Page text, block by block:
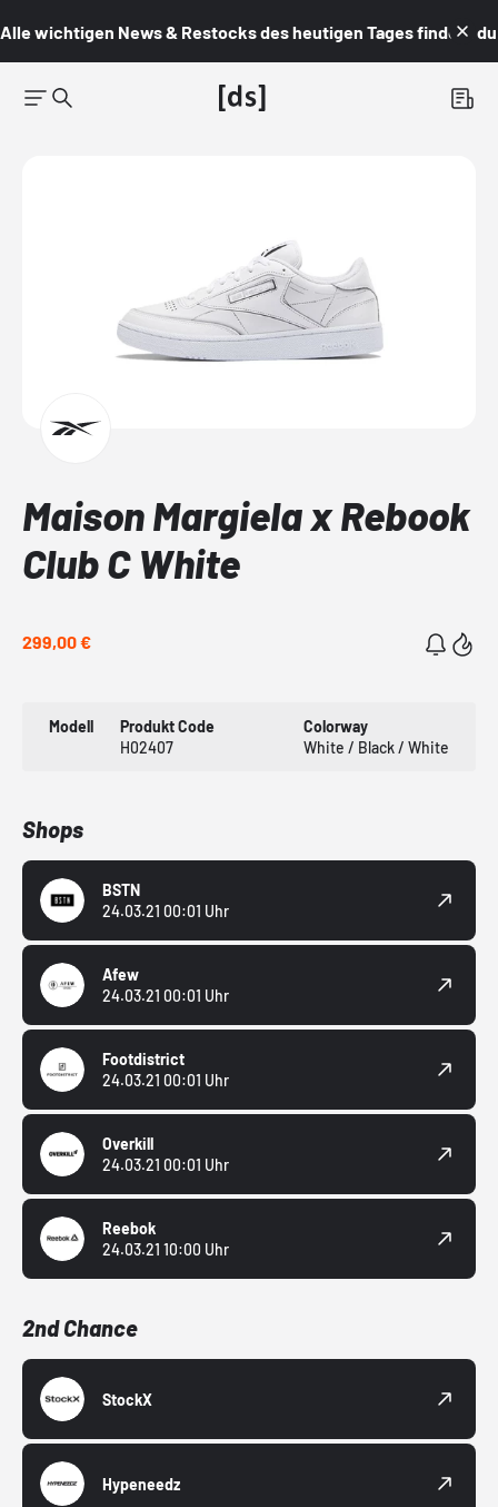
Alle wichtigen News & Restocks des heutigen Tages findest du
Maison Margiela x Rebook
Club C White
299,00 €
Modell
Produkt Code
H02407
Colorway
White / Black / White
Shops
BSTN
24.03.21 00:01 Uhr
Afew
24.03.21 00:01 Uhr
Footdistrict
24.03.21 00:01 Uhr
Overkill
24.03.21 00:01 Uhr
Reebok
24.03.21 10:00 Uhr
2nd Chance
StockX
Hypeneedz